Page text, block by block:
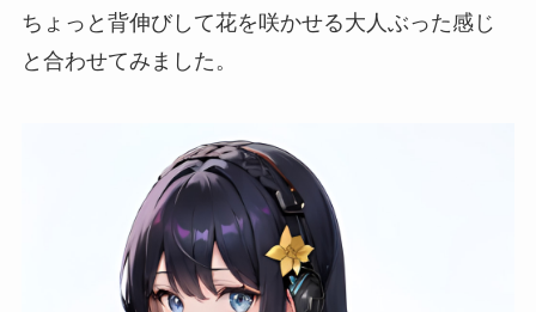
ちょっと背伸びして花を咲かせる大人ぶった感じ
と合わせてみました。